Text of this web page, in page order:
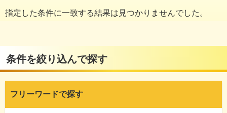
指定した条件に一致する結果は見つかりませんでした。
条件を絞り込んで探す
フリーワードで探す